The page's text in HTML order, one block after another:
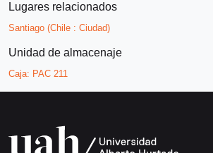
Lugares relacionados
Santiago (Chile : Ciudad)
Unidad de almacenaje
Caja: PAC 211